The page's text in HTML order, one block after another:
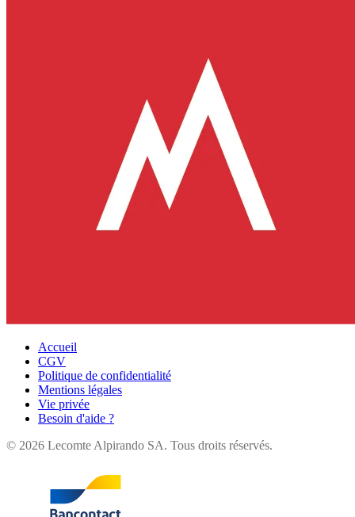
Accueil
CGV
Politique de confidentialité
Mentions légales
Vie privée
Besoin d'aide ?
© 2026 Lecomte Alpirando SA. Tous droits réservés.